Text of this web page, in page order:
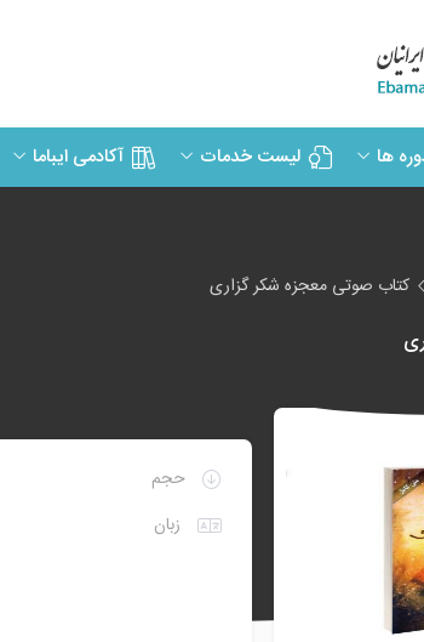
ها لیست خدمات آکادمی ایباما
کتاب صوتی معجزه شکر گزاری
حجم
زبان